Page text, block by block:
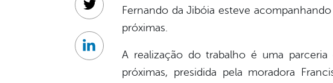
Fernando da Jibóia esteve
próximas.
A realização do trabalho é uma
próximas, presidida pela moradora
Twitter
Linkedin